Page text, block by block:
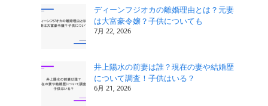
ゴ
リ
ディーンフジオカの離婚理由とは？元妻
は大富豪令嬢？子供についても
7月 22, 2026
井上陽水の前妻は誰？現在の妻や結婚歴
について調査！子供はいる？
6月 21, 2026